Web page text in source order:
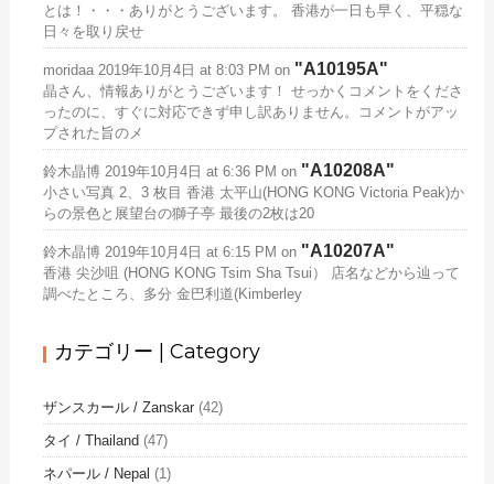
とは！・・・ありがとうございます。 香港が一日も早く、平穏な
日々を取り戻せ
moridaa 2019年10月4日 at 8:03 PM on A10195A
晶さん、情報ありがとうございます！ せっかくコメントをくださ
ったのに、すぐに対応できず申し訳ありません。コメントがアッ
プされた旨のメ
鈴木晶博 2019年10月4日 at 6:36 PM on A10208A
小さい写真 2、3 枚目 香港 太平山(HONG KONG Victoria Peak)か
らの景色と展望台の獅子亭 最後の2枚は20
鈴木晶博 2019年10月4日 at 6:15 PM on A10207A
香港 尖沙咀 (HONG KONG Tsim Sha Tsui） 店名などから辿って
調べたところ、多分 金巴利道(Kimberley
カテゴリー | Category
ザンスカール / Zanskar (42)
タイ / Thailand (47)
ネパール / Nepal (1)